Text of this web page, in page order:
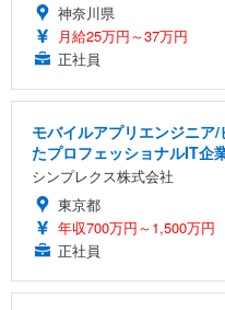
神奈川県
月給25万円～37万円
正社員
モバイルアプリエンジニア
たプロフェッショナルIT企
シンプレクス株式会社
東京都
年収700万円～1,500万円
正社員